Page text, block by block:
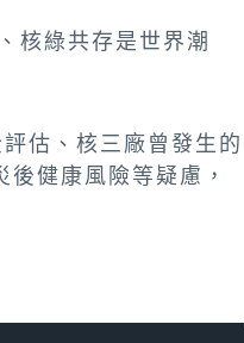
核綠共存是世界潮
估、核三廠曾發生的
健康風險等疑慮，